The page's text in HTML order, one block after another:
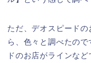
ただ、デオスピード
ら、色々と調べたの
ドのお店がラインな